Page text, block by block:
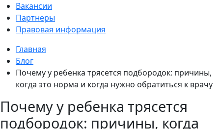
Вакансии
Партнеры
Правовая информация
Главная
Блог
Почему у ребенка трясется подбородок: причины,
когда это норма и когда нужно обратиться к врачу
Почему у ребенка трясется
подбородок: причины, когда